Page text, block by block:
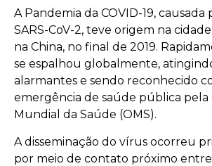
A Pandemia da COVID-19,
SARS-CoV-2, teve origem na
na China, no final de 2019.
se espalhou globalmente,
alarmantes e sendo reconhecido
emergência de saúde pública pela
Mundial da Saúde (OMS).
A disseminação do vírus ocorreu
por meio de contato próximo entre